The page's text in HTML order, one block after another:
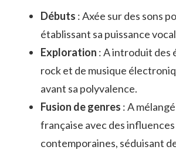
Débuts : Axée sur des sons
établissant sa puissance
Exploration : A introduit des
rock et de musique
avant sa polyvalence.
Fusion de genres : A
française avec des influences
contemporaines, séduisant